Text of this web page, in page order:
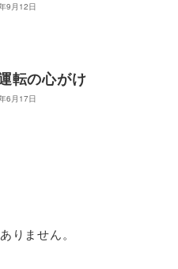
9月12日
転の心がけ
6月17日
りません。